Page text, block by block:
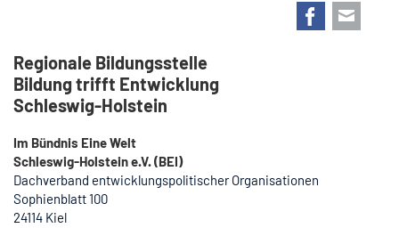
Facebook
Regionale Bildungsstelle
Bildung trifft Entwicklung
Schleswig-Holstein
Im Bündnis Eine Welt
Schleswig-Holstein e.V. (BEI)
Dachverband entwicklungspolitischer Organisationen
Sophienblatt 100
24114 Kiel